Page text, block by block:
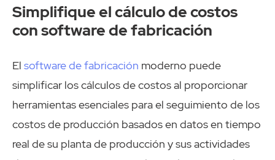
Simplifique el cálculo de costos
con software de fabricación
El software de fabricación moderno puede
simplificar los cálculos de costos al proporcionar
herramientas esenciales para el seguimiento de los
costos de producción basados en datos en tiempo
real de su planta de producción y sus actividades